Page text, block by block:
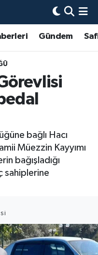
Gündem
bağlı Hacı
Müezzin Kayyımı
bağışladığı
sahiplerine
Fikstür